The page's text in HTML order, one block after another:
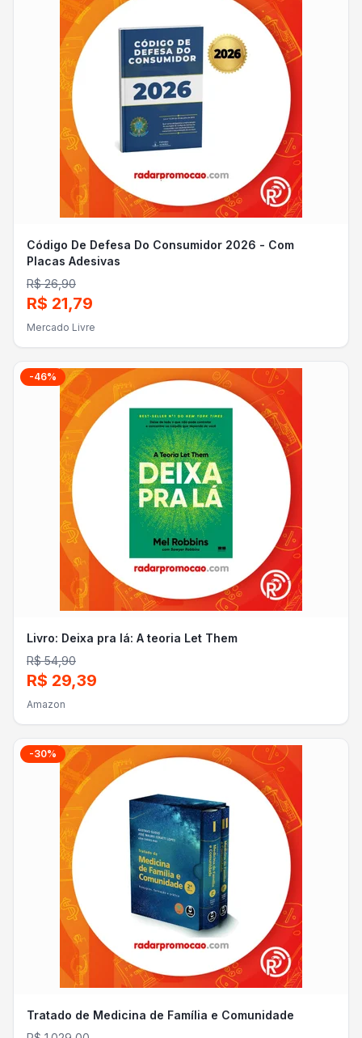
Código De Defesa Do Consumidor 2026 - Com
Placas Adesivas
R$ 26,90
R$ 21,79
Mercado Livre
-46%
Livro: Deixa pra lá: A teoria Let Them
R$ 54,90
R$ 29,39
Amazon
-30%
Tratado de Medicina de Família e Comunidade